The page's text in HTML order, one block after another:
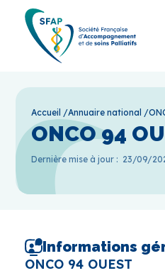
Accueil /Annuaire national /
ONCO 94
Dernière mise à jour : 23/09/
Informations
ONCO 94 OUEST